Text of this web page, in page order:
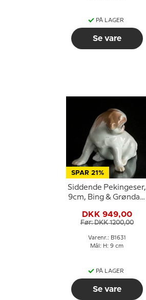
PÅ LAGER
Se vare
SPAR 21%
Siddende Pekingeser,
9cm, Bing & Grøndahl
DKK 949,00
Før: DKK 1200,00
Varenr.: B1631
Mål: H: 9 cm
PÅ LAGER
Se vare